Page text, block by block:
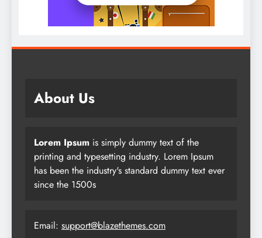
About Us
Lorem Ipsum is simply dummy text of the
printing and typesetting industry. Lorem Ipsum
has been the industry's standard dummy text ever
since the 1500s
Email: support@blazethemes.com